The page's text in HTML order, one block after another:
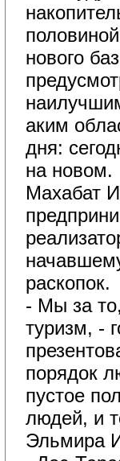
нового
аким
дня:
на новом.
Махабат
раскопок.
- Мы за
туризм, -
порядок
пустое
людей, и
Эльмира